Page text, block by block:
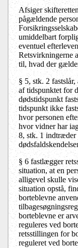
Afsiger
pågældende
umiddelbart
eventuel
Retsvirkningerne
til, hvad der
§ 5, stk. 2
af tidspunktet for
dødstidspunkt
tidspunkt ikke
hvor personen
hvor vidner har
8, stk. 1 indtræder
§ 6 fastlægger
situation, at en
alligevel skulle
situation opstå,
borteblevne
borteblevne er
reguleres ved
retsstillingen for
reguleret ved